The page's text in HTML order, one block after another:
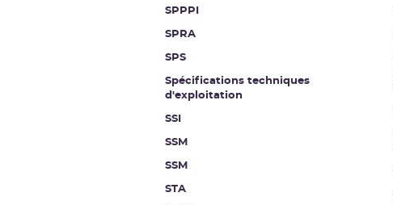
SPPPI
SPRA
SPS
Spécifications techniques
d'exploitation
SSI
SSM
SSM
STA